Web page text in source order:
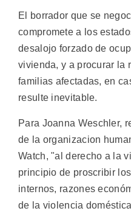
El borrador que se
compromete a los
desalojo forzado de
vivienda, y a procurar la
familias afectadas, en
resulte inevitable.
Para Joanna Weschler,
de la organizacion
Watch, "al derecho a la
principio de proscribir
internos, razones
de la violencia